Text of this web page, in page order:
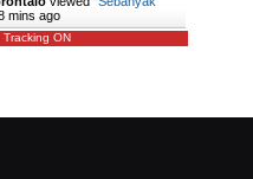
mins ago
Tracking ON